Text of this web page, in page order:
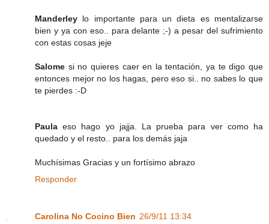
Manderley lo importante para un dieta es mentalizarse
bien y ya con eso.. para delante ;-) a pesar del sufrimiento
con estas cosas jeje
Salome si no quieres caer en la tentación, ya te digo que
entonces mejor no los hagas, pero eso si.. no sabes lo que
te pierdes :-D
Paulaeso hago yo jajja. La prueba para ver como ha
quedado y el resto.. para los demás jaja
Muchísimas Gracias y un fortísimo abrazo
Responder
Carolina No Cocino Bien 26/9/11 13:34